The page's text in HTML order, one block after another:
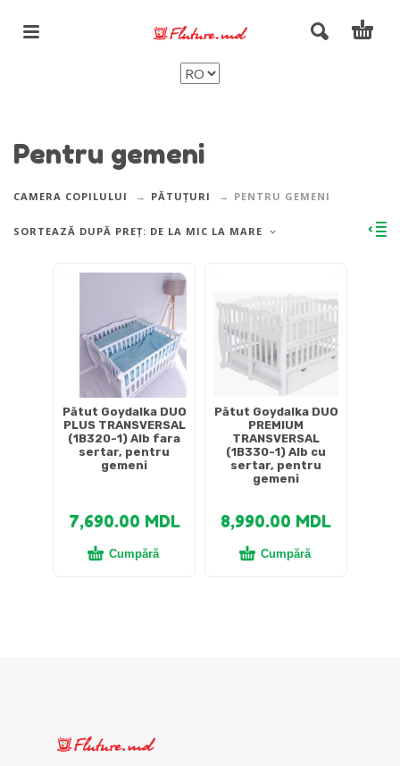
Pentru gemeni
CAMERA COPILULUI PĂTUȚURI PENTRU GEMENI
SORTEAZĂ DUPĂ PREȚ: DE LA MIC LA MARE
Pătut Goydalka DUO
PLUS TRANSVERSAL
(1B320-1) Alb fara
sertar, pentru
gemeni
7,690.00 MDL
Cumpără
Pătut Goydalka DUO
PREMIUM
TRANSVERSAL
(1B330-1) Alb cu
sertar, pentru
gemeni
8,990.00 MDL
Cumpără